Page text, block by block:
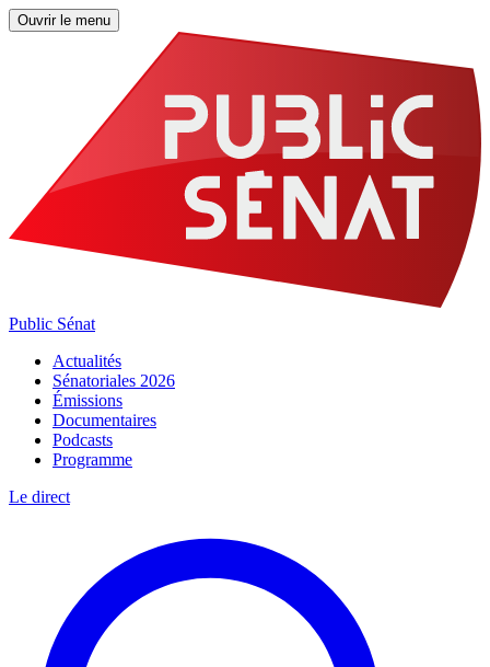
Ouvrir le menu
Public Sénat
Actualités
Sénatoriales 2026
Émissions
Documentaires
Podcasts
Programme
Le direct